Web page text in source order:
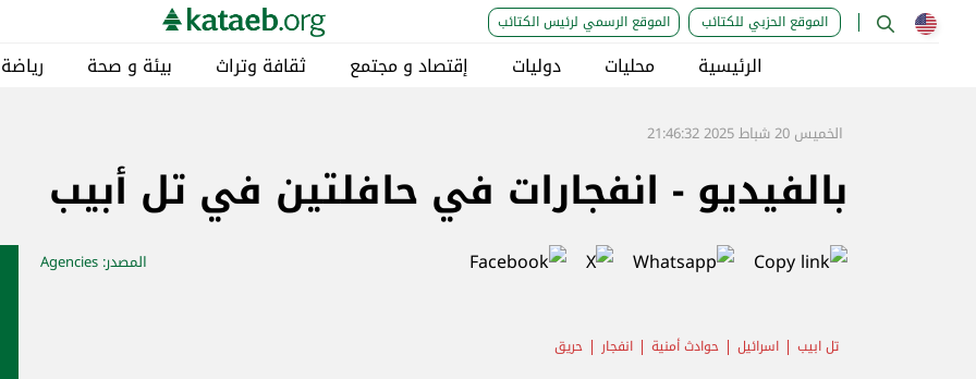
الموقع الحزبي للكتائب الموقع الرسمي لرئيس الكتائب
الرئيسية محليات دوليات إقتصاد و مجتمع ثقافة وتراث بيئة و صحة رياضة
الخميس 20 شباط 2025 21:46:32
بالفيديو - انفجارات في حافلتين في تل أبيب
المصدر: Agencies
تل ابيب اسرائيل حوادث أمنية انفجار حريق